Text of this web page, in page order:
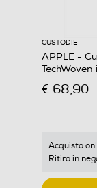
CUSTODIE
APPLE -
€ 68,90
Acquisto
Ritiro in